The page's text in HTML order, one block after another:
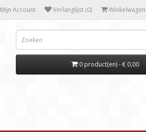
Mijn Account Verlanglijst (0) Winkelwagen
0 product(en) - € 0,00